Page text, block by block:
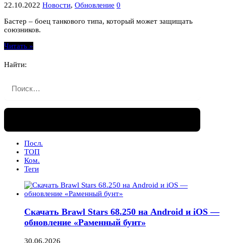
22.10.2022 Новости, Обновление 0
Бастер – боец танкового типа, который может защищать
союзников.
Читать »
Найти:
Посл.
ТОП
Ком.
Теги
Скачать Brawl Stars 68.250 на Android и iOS —
обновление «Раменный бунт»
30.06.2026